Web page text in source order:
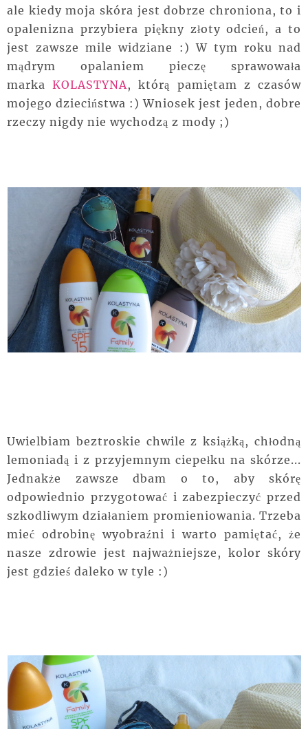
ale kiedy moja skóra jest dobrze chroniona, to i
opalenizna przybiera piękny złoty odcień, a to
jest zawsze mile widziane :) W tym roku nad
mądrym opalaniem pieczę sprawowała
markaKOLASTYNA , którą pamiętam z czasów
mojego dzieciństwa :) Wniosek jest jeden, dobre
rzeczy nigdy nie wychodzą z mody ;)
Uwielbiam beztroskie chwile z książką, chłodną
lemoniadą i z przyjemnym ciepełku na skórze...
Jednakże zawsze dbam o to, aby skórę
odpowiednio przygotować i zabezpieczyć przed
szkodliwym działaniem promieniowania. Trzeba
mieć odrobinę wyobraźni i warto pamiętać, że
nasze zdrowie jest najważniejsze, kolor skóry
jest gdzieś daleko w tyle :)